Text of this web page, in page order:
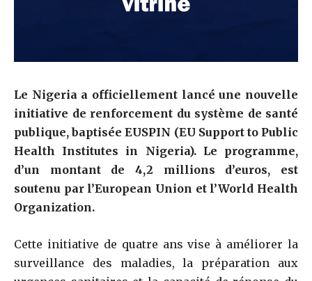
‎Le Nigeria a officiellement lancé une nouvelle
initiative de renforcement du système de santé
publique, baptisée EUSPIN (EU Support to Public
Health Institutes in Nigeria). Le programme,
d’un montant de 4,2 millions d’euros, est
soutenu par l’European Union et l’World Health
Organization.
Cette initiative de quatre ans vise à améliorer la
surveillance des maladies, la préparation aux